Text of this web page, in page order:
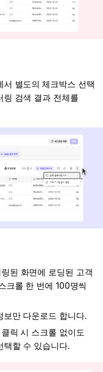
서 별도의 체크박스 선택
링 검색 결과 전체를
된 화면에 로딩된 고객
크롤 한 번에 100명씩
보만 다운로드 합니다.
릭 시 스크롤 없이도
택할 수 있습니다.